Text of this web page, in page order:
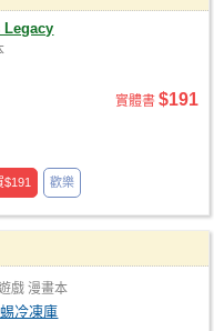
Legacy
實體書 $191
$191 歡樂
戲 漫畫本
冷凍庫